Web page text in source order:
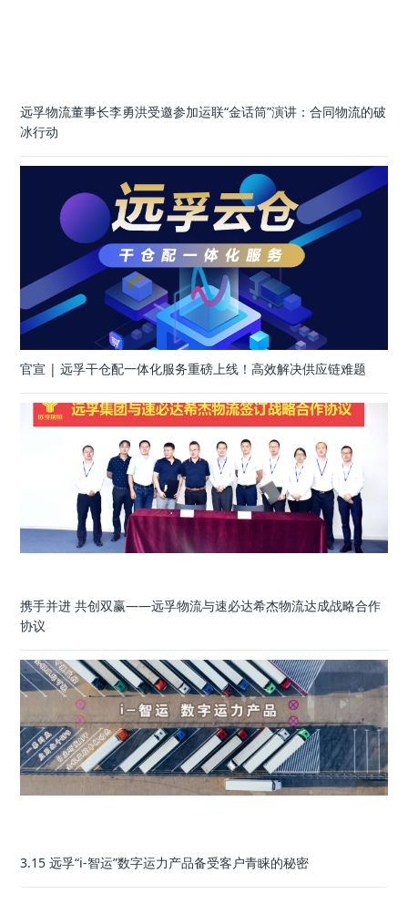
远孚物流董事长李勇洪受邀参加运联“金话筒”演讲：合同物流的破
冰行动
官宣 | 远孚干仓配一体化服务重磅上线！高效解决供应链难题
携手并进 共创双赢——远孚物流与速必达希杰物流达成战略合作
协议
3.15 远孚“i-智运”数字运力产品备受客户青睐的秘密